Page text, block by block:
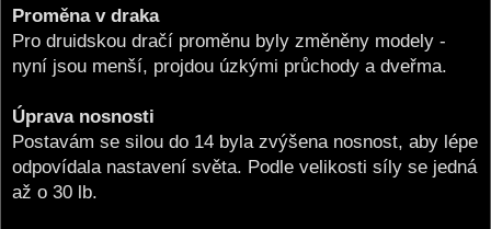
Proměna v draka
Pro druidskou dračí proměnu byly změněny modely -
nyní jsou menší, projdou úzkými průchody a dveřma.
Úprava nosnosti
Postavám se silou do 14 byla zvýšena nosnost, aby lépe
odpovídala nastavení světa. Podle velikosti síly se jedná
až o 30 lb.